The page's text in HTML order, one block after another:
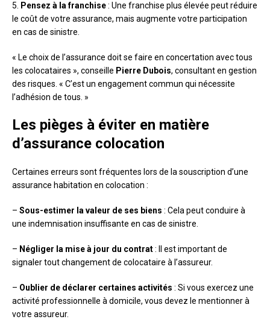
5. Pensez à la franchise: Une franchise plus élevée peut réduire
le coût de votre assurance, mais augmente votre participation
en cas de sinistre.
« Le choix de l’assurance doit se faire en concertation avec tous
les colocataires », conseille Pierre Dubois, consultant en gestion
des risques. « C’est un engagement commun qui nécessite
l’adhésion de tous. »
Les pièges à éviter en matière
d’assurance colocation
Certaines erreurs sont fréquentes lors de la souscription d’une
assurance habitation en colocation :
– Sous-estimer la valeur de ses biens : Cela peut conduire à
une indemnisation insuffisante en cas de sinistre.
– Négliger la mise à jour du contrat: Il est important de
signaler tout changement de colocataire à l’assureur.
– Oublier de déclarer certaines activités : Si vous exercez une
activité professionnelle à domicile, vous devez le mentionner à
votre assureur.